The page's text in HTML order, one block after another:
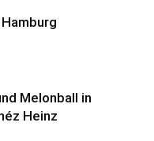
Melonball in
Heinz